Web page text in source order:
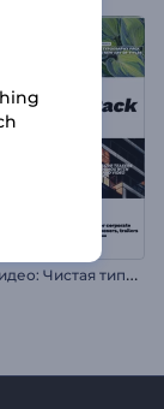
Н
абор для видео: Чистая типографика